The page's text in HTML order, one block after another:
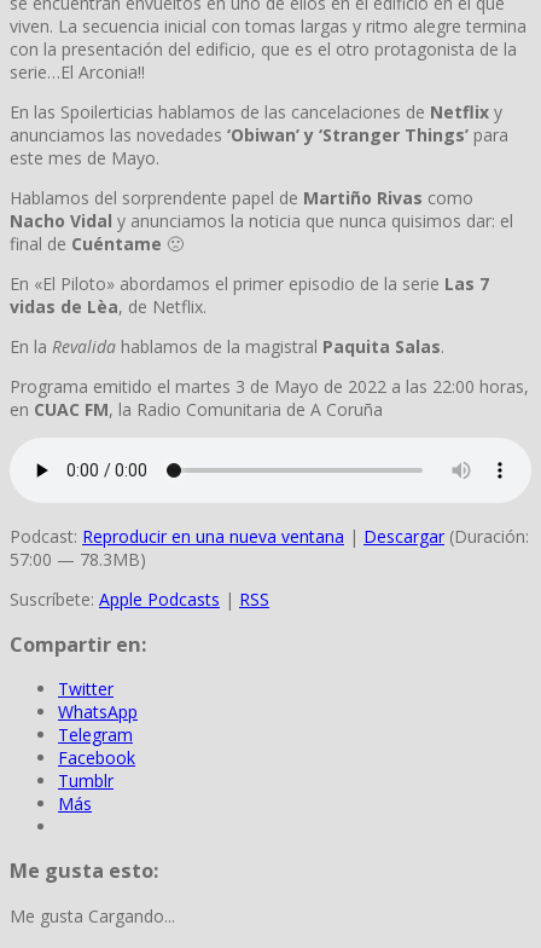
viven. La secuencia inicial con tomas largas y ritmo alegre termina
con la presentación del edificio, que es el otro protagonista de la
serie…El Arconia!!
En las Spoilerticias hablamos de las cancelaciones de Netflix y
anunciamos las novedades ‘Obiwan’ y ‘Stranger Things’ para
este mes de Mayo.
Hablamos del sorprendente papel de Martiño Rivas como
Nacho Vidal y anunciamos la noticia que nunca quisimos dar: el
final de Cuéntame 🙁
En «El Piloto» abordamos el primer episodio de la serie Las 7
vidas de Lèa, de Netflix.
En la Revalida hablamos de la magistral Paquita Salas.
Programa emitido el martes 3 de Mayo de 2022 a las 22:00 horas,
en CUAC FM, la Radio Comunitaria de A Coruña
Podcast: Reproducir en una nueva ventana | Descargar (Duración:
57:00 — 78.3MB)
Suscríbete: Apple Podcasts | RSS
Compartir en:
Twitter
WhatsApp
Telegram
Facebook
Tumblr
Más
Me gusta esto:
Me gusta Cargando...